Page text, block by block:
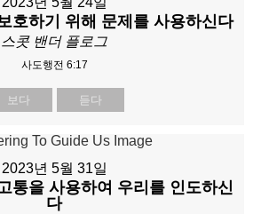
호하기 위해 문제를 사용하신다
스콧 밴더 플로그
사도행전 6:17
보다 듣다
2023년 5월 31일
통을 사용하여 우리를 인도하신
다